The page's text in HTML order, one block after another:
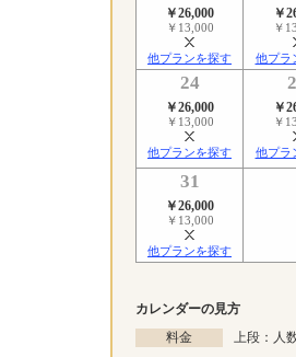
￥26,000
￥13,000
他プランを探す
￥
￥
他プラ
24
￥26,000
￥13,000
他プランを探す
￥
￥
他プラ
31
￥26,000
￥13,000
他プランを探す
カレンダーの見方
料金
上段：人